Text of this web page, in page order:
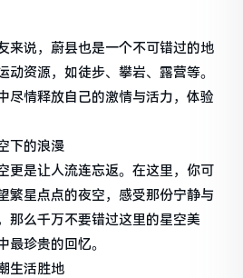
来说，蔚县也是一个不可错过的地
动资源，如徒步、攀岩、露营等。
尽情释放自己的激情与活力，体验
下的浪漫
更是让人流连忘返。在这里，你可
繁星点点的夜空，感受那份宁静与
那么千万不要错过这里的星空美
最珍贵的回忆。
生活胜地